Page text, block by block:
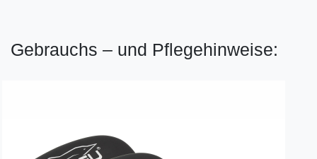
Gebrauchs – und Pflegehinweise: